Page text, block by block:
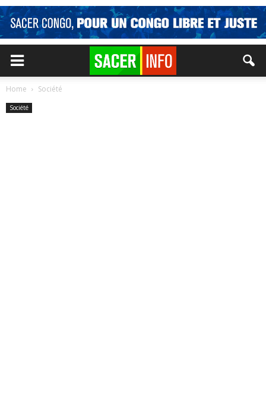
Home Société
Société